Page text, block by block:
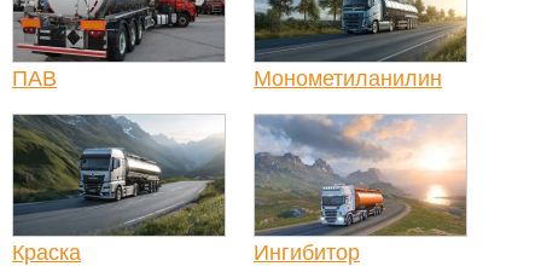
ПАВ Монометиланилин
Краска Ингибитор